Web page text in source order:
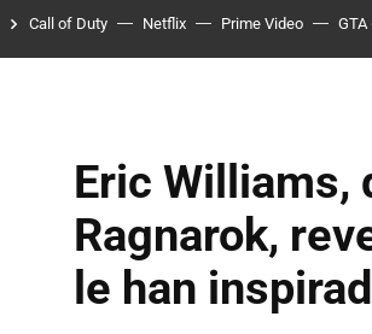
Call of Duty Netflix Prime Video GTA
Eric Williams,
Ragnarok,
le han